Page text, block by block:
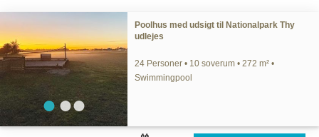
Poolhus med udsigt til Nationalpark Thy
udlejes
24 Personer • 10 soverum • 272 m² •
Swimmingpool